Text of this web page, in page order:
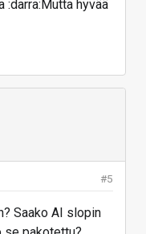
:darra:Mutta hyvää
#5
Saako AI slopin